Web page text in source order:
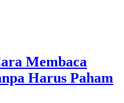
Membaca
Harus Paham